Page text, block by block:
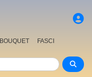
BOUQUET
FASCI